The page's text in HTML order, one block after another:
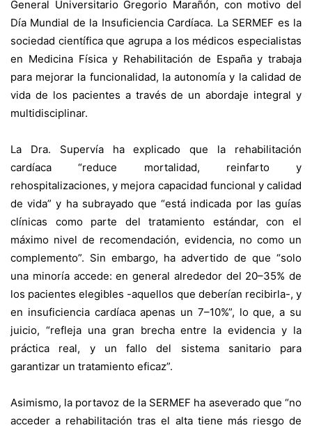
General Universitario Gregorio Marañón, con motivo del
Día Mundial de la Insuficiencia Cardíaca. La SERMEF es la
sociedad científica que agrupa a los médicos especialistas
en Medicina Física y Rehabilitación de España y trabaja
para mejorar la funcionalidad, la autonomía y la calidad de
vida de los pacientes a través de un abordaje integral y
multidisciplinar.
La Dra. Supervía ha explicado que la rehabilitación
cardíaca “reduce mortalidad, reinfarto y
rehospitalizaciones, y mejora capacidad funcional y calidad
de vida” y ha subrayado que “está indicada por las guías
clínicas como parte del tratamiento estándar, con el
máximo nivel de recomendación, evidencia, no como un
complemento”. Sin embargo, ha advertido de que “solo
una minoría accede: en general alrededor del 20–35% de
los pacientes elegibles -aquellos que deberían recibirla-, y
en insuficiencia cardíaca apenas un 7–10%”, lo que, a su
juicio, “refleja una gran brecha entre la evidencia y la
práctica real, y un fallo del sistema sanitario para
garantizar un tratamiento eficaz”.
Asimismo, la portavoz de la SERMEF ha aseverado que “no
acceder a rehabilitación tras el alta tiene más riesgo de